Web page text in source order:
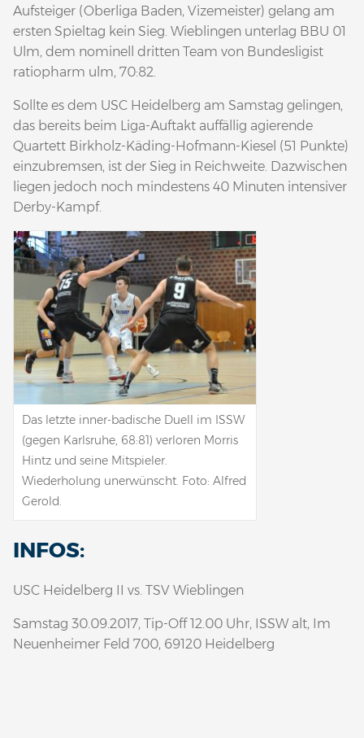
Aufsteiger (Oberliga Baden, Vizemeister) gelang am
ersten Spieltag kein Sieg. Wieblingen unterlag BBU 01
Ulm, dem nominell dritten Team von Bundesligist
ratiopharm ulm, 70:82.
Sollte es dem USC Heidelberg am Samstag gelingen,
das bereits beim Liga-Auftakt auffällig agierende
Quartett Birkholz-Käding-Hofmann-Kiesel (51 Punkte)
einzubremsen, ist der Sieg in Reichweite. Dazwischen
liegen jedoch noch mindestens 40 Minuten intensiver
Derby-Kampf.
Das letzte inner-badische Duell im ISSW
(gegen Karlsruhe, 68:81) verloren Morris
Hintz und seine Mitspieler.
Wiederholung unerwünscht. Foto: Alfred
Gerold.
INFOS:
USC Heidelberg II vs. TSV Wieblingen
Samstag 30.09.2017, Tip-Off 12.00 Uhr, ISSW alt, Im
Neuenheimer Feld 700, 69120 Heidelberg